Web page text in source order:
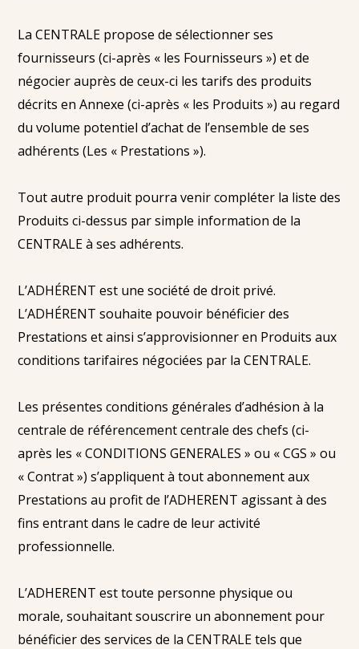
La CENTRALE propose de sélectionner ses
fournisseurs (ci-après « les Fournisseurs ») et de
négocier auprès de ceux-ci les tarifs des produits
décrits en Annexe (ci-après « les Produits ») au regard
du volume potentiel d’achat de l’ensemble de ses
adhérents (Les « Prestations »).
Tout autre produit pourra venir compléter la liste des
Produits ci-dessus par simple information de la
CENTRALE à ses adhérents.
L’ADHÉRENT est une société de droit privé.
L’ADHÉRENT souhaite pouvoir bénéficier des
Prestations et ainsi s’approvisionner en Produits aux
conditions tarifaires négociées par la CENTRALE.
Les présentes conditions générales d’adhésion à la
centrale de référencement centrale des chefs (ci-
après les « CONDITIONS GENERALES » ou « CGS » ou
« Contrat ») s’appliquent à tout abonnement aux
Prestations au profit de l’ADHERENT agissant à des
fins entrant dans le cadre de leur activité
professionnelle.
L’ADHERENT est toute personne physique ou
morale, souhaitant souscrire un abonnement pour
bénéficier des services de la CENTRALE tels que